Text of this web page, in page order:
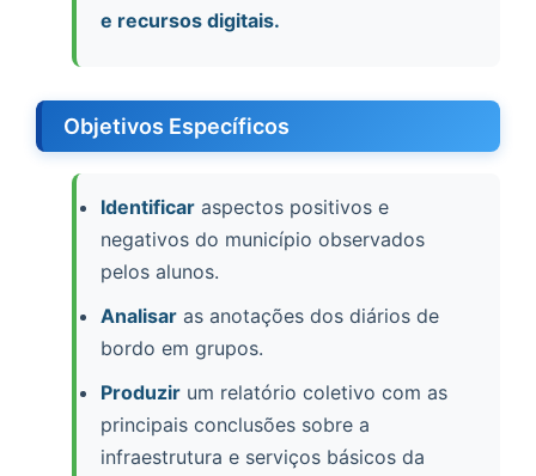
e recursos digitais.
Objetivos Específicos
Identificar aspectos positivos e
negativos do município observados
pelos alunos.
Analisar as anotações dos diários de
bordo em grupos.
Produzir um relatório coletivo com as
principais conclusões sobre a
infraestrutura e serviços básicos da